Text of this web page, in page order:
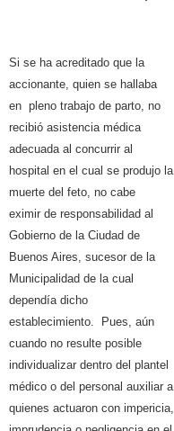
Si se ha acreditado que la
accionante, quien se hallaba
en pleno trabajo de parto, no
recibió asistencia médica
adecuada al concurrir al
hospital en el cual se produjo la
muerte del feto, no cabe
eximir de responsabilidad al
Gobierno de la Ciudad de
Buenos Aires, sucesor de la
Municipalidad de la cual
dependía dicho
establecimiento.
Pues, aún
cuando no resulte posible
individualizar dentro del plantel
médico o del personal auxiliar a
quienes actuaron con impericia,